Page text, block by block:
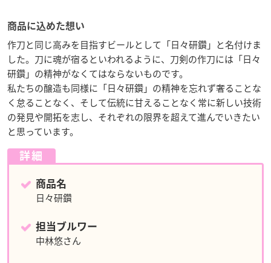
商品に込めた想い
作刀と同じ高みを目指すビールとして「日々研鑽」と名付けま
した。刀に魂が宿るといわれるように、刀剣の作刀には「日々
研鑽」の精神がなくてはならないものです。
私たちの醸造も同様に「日々研鑽」の精神を忘れず奢ることな
く怠ることなく、そして伝統に甘えることなく常に新しい技術
の発見や開拓を志し、それぞれの限界を超えて進んでいきたい
と思っています。
詳細
商品名
日々研鑽
担当ブルワー
中林悠さん